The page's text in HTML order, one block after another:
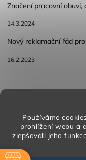
Používáme
prohlížení webu a
zlepšovali jeho
Značení pracovní
14.3.2024
Nový reklamační řád
16.2.2023
Reklamace a
Copyright 2026